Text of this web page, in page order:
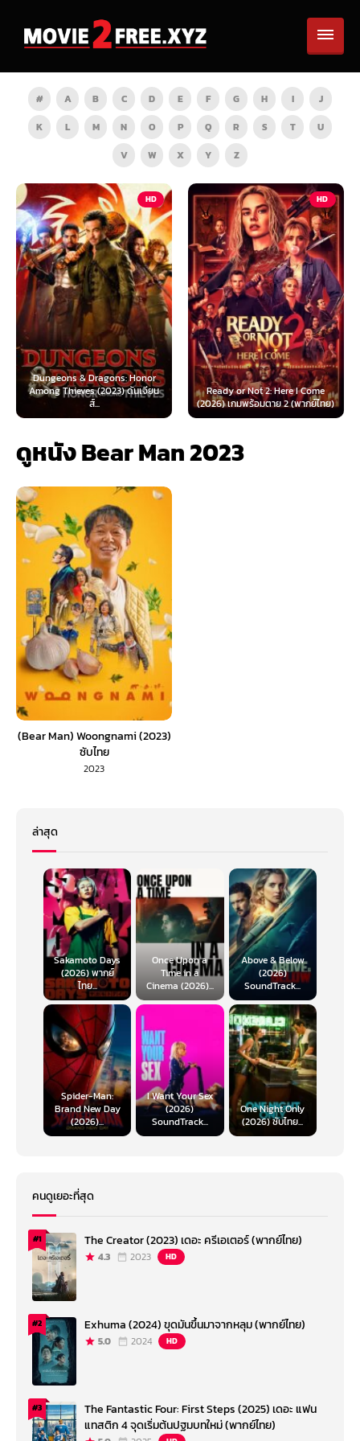
# A B C D E F G H I
J
K
L M N O P Q R S T
U
V
W X Y Z
HD
& Dragons: Honor
Thieves (2023) ดันเจียน
HD
Ready or Not 2: Here I Come
(2026) เกมพร้อมตาย 2 (พากย์ไทย)
Now You
ดูหนัง Bear Man 2023
(Bear Man) Woongnami (2023)
ซับไทย
2023
ล่าสุด
Sakamoto Days
(2026) พากย์
ไทย...
Once Upon a
Time in a
Cinema (2026)...
Above & Below
(2026)
SoundTrack...
Spider-Man:
Brand New Day
(2026)...
I Want Your Sex
(2026)
SoundTrack...
One Night Only
(2026) ซับไทย...
คนดูเยอะที่สุด
#1 The Creator (2023) เดอะ ครีเอเตอร์ (พากย์ไทย)
4.3 2023 HD
#2 Exhuma (2024) ขุดมันขึ้นมาจากหลุม (พากย์ไทย)
5.0 2024 HD
#3
The Fantastic Four: First Steps (2025) เดอะ แฟน
แทสติก 4 จุดเริ่มต้นปฐมบทใหม่ (พากย์ไทย)